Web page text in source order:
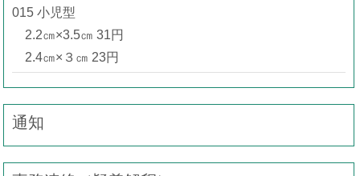
015 小児型
2.2㎝×3.5㎝ 31円
2.4㎝×３㎝ 23円
通知